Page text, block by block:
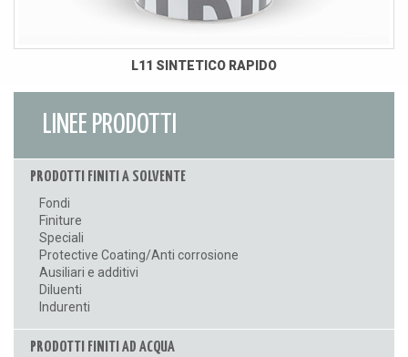
L11 SINTETICO RAPIDO
LINEE PRODOTTI
PRODOTTI FINITI A SOLVENTE
Fondi
Finiture
Speciali
Protective Coating/Anti corrosione
Ausiliari e additivi
Diluenti
Indurenti
PRODOTTI FINITI AD ACQUA